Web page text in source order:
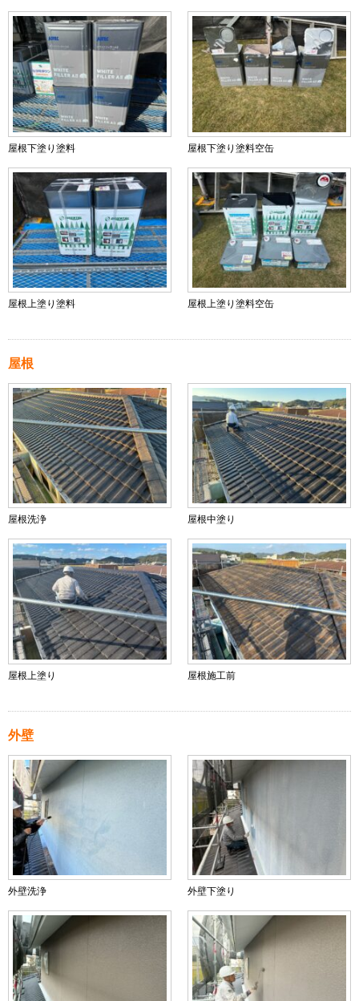
屋根下塗り塗料 屋根下塗り塗料空缶
屋根上塗り塗料 屋根上塗り塗料空缶
屋根
屋根洗浄 屋根中塗り
屋根上塗り 屋根施工前
外壁
外壁洗浄 外壁下塗り